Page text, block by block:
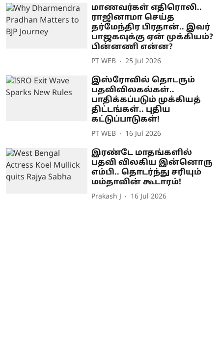
மாணவர்கள் எதிரொலி..
ராஜினாமா செய்த
தர்மேந்திர பிரதான்.. இவர்
பாஜகவுக்கு ஏன் முக்கியம்?
பின்னணி என்ன?
PT WEB 25 Jul 2026
இஸ்ரோவில் தொடரும்
பதவிவிலகல்கள்..
பாதிக்கப்படும் முக்கியத்
திட்டங்கள்.. புதிய
கட்டுப்பாடுகள்!
PT WEB 16 Jul 2026
இரண்டே மாதங்களில்
பதவி விலகிய இன்னொரு
எம்பி.. தொடர்ந்து சரியும்
மம்தாவின் கூடாரம்!
Prakash J 16 Jul 2026